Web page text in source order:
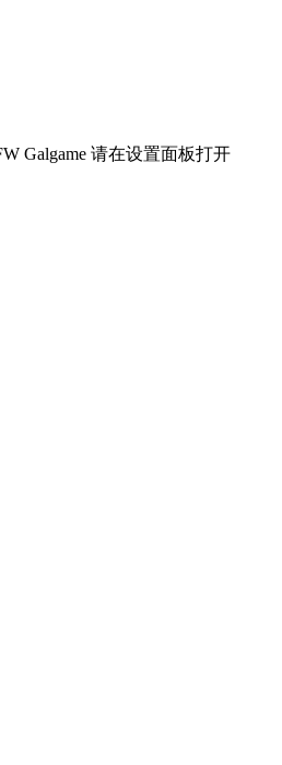
Galgame 请在设置面板打开